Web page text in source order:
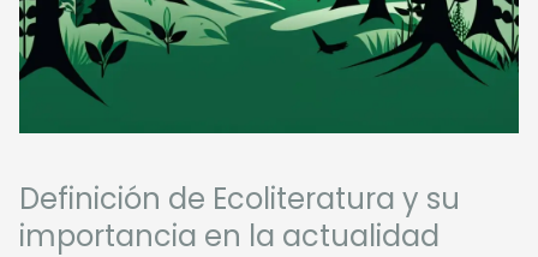
Definición de Ecoliteratura y su
importancia en la actualidad